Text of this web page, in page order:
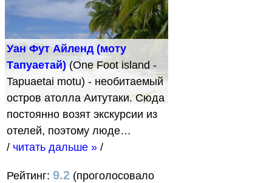
Уан Фут Айленд (моту
Тапуаетай) (One Foot island -
Tapuaetai motu) - необитаемый
остров атолла Аитутаки. Сюда
постоянно возят экскурсии из
отелей, поэтому люде…
/ читать дальше » /
Рейтинг: 9.2 (проголосовало